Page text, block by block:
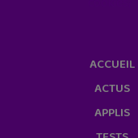
ACCUEIL
ACTUS
APPLIS